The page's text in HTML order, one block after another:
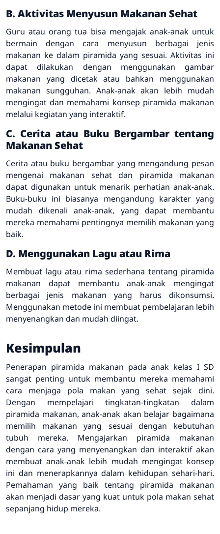
B. Aktivitas Menyusun Makanan Sehat
Guru atau orang tua bisa mengajak anak-anak untuk
bermain dengan cara menyusun berbagai jenis
makanan ke dalam piramida yang sesuai. Aktivitas ini
dapat dilakukan dengan menggunakan gambar
makanan yang dicetak atau bahkan menggunakan
makanan sungguhan. Anak-anak akan lebih mudah
mengingat dan memahami konsep piramida makanan
melalui kegiatan yang interaktif.
C. Cerita atau Buku Bergambar tentang
Makanan Sehat
Cerita atau buku bergambar yang mengandung pesan
mengenai makanan sehat dan piramida makanan
dapat digunakan untuk menarik perhatian anak-anak.
Buku-buku ini biasanya mengandung karakter yang
mudah dikenali anak-anak, yang dapat membantu
mereka memahami pentingnya memilih makanan yang
baik.
D. Menggunakan Lagu atau Rima
Membuat lagu atau rima sederhana tentang piramida
makanan dapat membantu anak-anak mengingat
berbagai jenis makanan yang harus dikonsumsi.
Menggunakan metode ini membuat pembelajaran lebih
menyenangkan dan mudah diingat.
Kesimpulan
Penerapan piramida makanan pada anak kelas I SD
sangat penting untuk membantu mereka memahami
cara menjaga pola makan yang sehat sejak dini.
Dengan mempelajari tingkatan-tingkatan dalam
piramida makanan, anak-anak akan belajar bagaimana
memilih makanan yang sesuai dengan kebutuhan
tubuh mereka. Mengajarkan piramida makanan
dengan cara yang menyenangkan dan interaktif akan
membuat anak-anak lebih mudah mengingat konsep
ini dan menerapkannya dalam kehidupan sehari-hari.
Pemahaman yang baik tentang piramida makanan
akan menjadi dasar yang kuat untuk pola makan sehat
sepanjang hidup mereka.